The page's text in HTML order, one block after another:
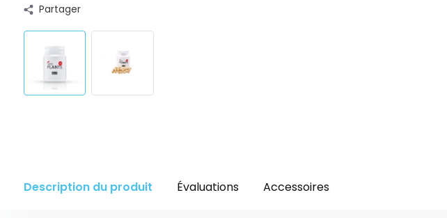
Partager
Description du produit Évaluations Accessoires